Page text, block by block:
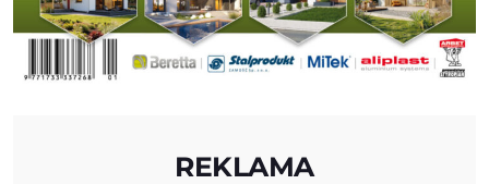
REKLAMA